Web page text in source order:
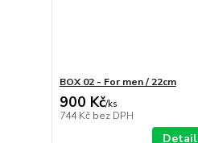
BOX 02 - For men / 22cm
900 Kč/ks
744 Kč bez DPH
Detail